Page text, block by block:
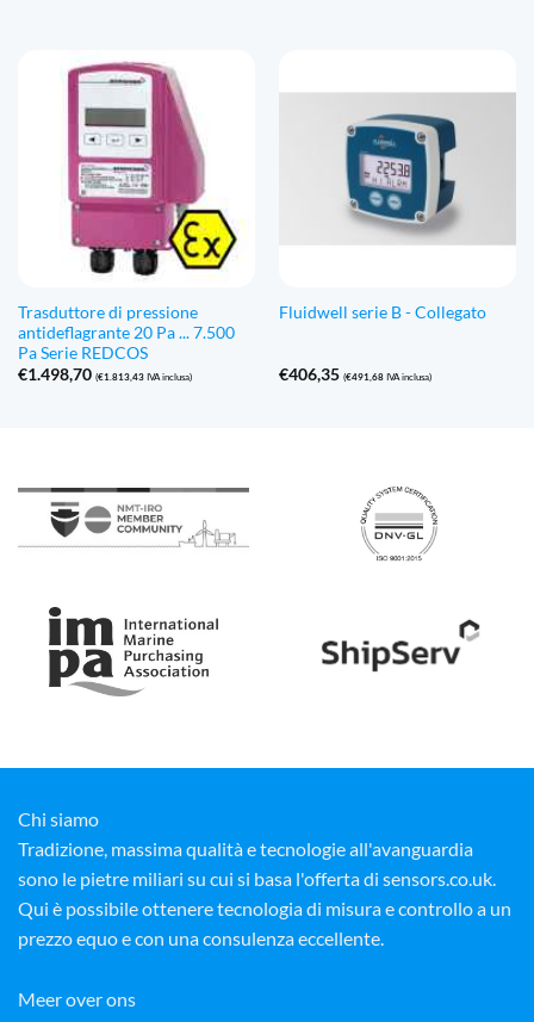
Trasduttore di pressione
antideflagrante 20 Pa ... 7.500
Pa Serie REDCOS
€1.498,70 (€1.813,43IVA inclusa)
Fluidwell serie B - Collegato
€406,35 (€491,68IVA inclusa)
Chi siamo
Tradizione, massima qualità e tecnologie all'avanguardia
sono le pietre miliari su cui si basa l'offerta di sensors.co.uk.
Qui è possibile ottenere tecnologia di misura e controllo a un
prezzo equo e con una consulenza eccellente.
Meer over ons